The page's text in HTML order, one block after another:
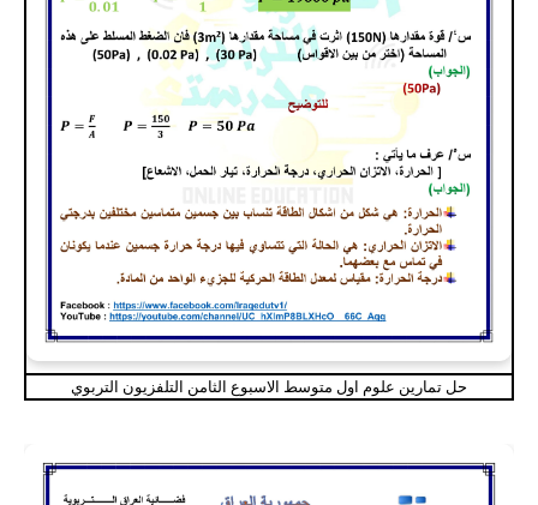
حل تمارين علوم اول متوسط الاسبوع الثامن التلفزيون التربوي